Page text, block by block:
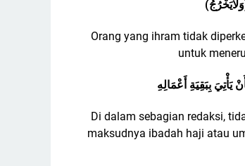
Orang yang ihram tidak
untuk
بِبَقِيَةِ أَعْمَالِهِ
Di dalam sebagian redaksi,
maksudnya ibadah haji atau